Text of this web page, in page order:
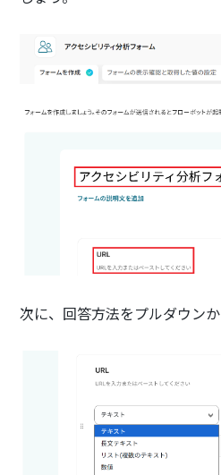
次に、回答方法をプルダウン